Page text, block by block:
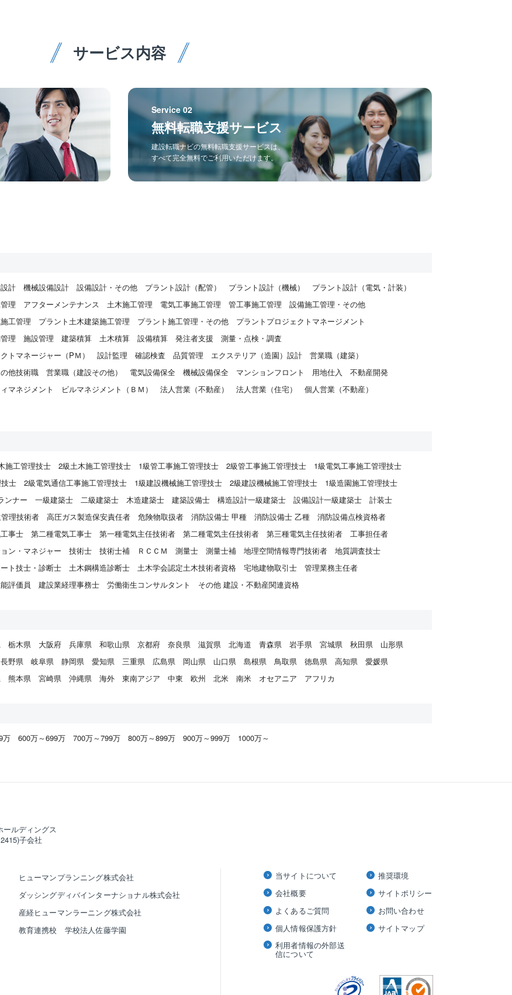
サービス内容
Service 02
無料転職支援サービス
建設転職ナビの無料転職支援サービスは、
すべて完全無料でご利用いただけます。
計 機械設備設計 設備設計・その他 プラント設計（配管） プラント設計（機械）
プラント設計（電気・計装）
理 アフターメンテナンス 土木施工管理 電気工事施工管理 管工事施工管理
設備施工管理・その他
工管理 プラント土木建築施工管理 プラント施工管理・その他
プラントプロジェクトマネージメント
理 施設管理 建築積算 土木積算 設備積算 発注者支援
測量・点検・調査
トマネージャー（PＭ） 設計監理 確認検査 品質管理 エクステリア（造園）設計
営業職（建築）
他技術職 営業職（建設その他） 電気設備保全 機械設備保全 マンションフロント 用地仕入
不動産開発
マネジメント ビルマネジメント（ＢＭ） 法人営業（不動産） 法人営業（住宅）
個人営業（不動産）
施工管理技士 2級土木施工管理技士 1級管工事施工管理技士 2級管工事施工管理技士
1級電気工事施工管理技士
士 2級電気通信工事施工管理技士 1級建設機械施工管理技士 2級建設機械施工管理技士
1級造園施工管理技士
ンナー 一級建築士 二級建築士 木造建築士 建築設備士 構造設計一級建築士 設備設計一級建築士
計装士
理技術者 高圧ガス製造保安責任者 危険物取扱者 消防設備士 甲種 消防設備士 乙種
消防設備点検資格者
事士 第二種電気工事士 第一種電気主任技術者 第二種電気主任技術者 第三種電気主任技術者
工事担任者
ン・マネジャー 技術士 技術士補 ＲＣＣＭ 測量士 測量士補 地理空間情報専門技術者
地質調査技士
ト技士・診断士 土木鋼構造診断士 土木学会認定土木技術者資格 宅地建物取引士
管理業務主任者
評価員 建設業経理事務士 労働衛生コンサルタント その他 建設・不動産関連資格
栃木県 大阪府 兵庫県 和歌山県 京都府 奈良県 滋賀県 北海道 青森県 岩手県 宮城県 秋田県
山形県
長野県 岐阜県 静岡県 愛知県 三重県 広島県 岡山県 山口県 島根県 鳥取県 徳島県 高知県
愛媛県
熊本県 宮崎県 沖縄県 海外 東南アジア 中東 欧州 北米 南米 オセアニア アフリカ
万 600万～699万 700万～799万 800万～899万 900万～999万 1000万～
ールディングス
子会社
ヒューマンプランニング株式会社
ダッシングディバインターナショナル株式会社
産経ヒューマンラーニング株式会社
教育連携校 学校法人佐藤学園
当サイトについて
会社概要
よくあるご質問
個人情報保護方針
利用者情報の外部送
信について
推奨環境
サイトポリシー
お問い合わせ
サイトマップ